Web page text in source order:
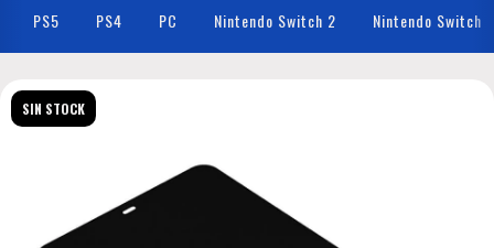
PS5 PS4 PC Nintendo Switch 2 Nintendo Switch
SIN STOCK